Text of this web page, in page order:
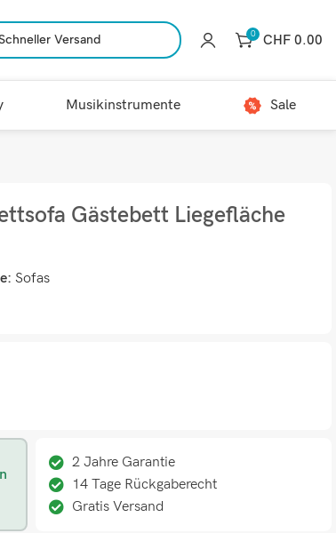
Versand 0 CHF 0.00
Musikinstrumente Sale
Gästebett Liegefläche
Sofas
2 Jahre Garantie
14 Tage Rückgaberecht
Gratis Versand